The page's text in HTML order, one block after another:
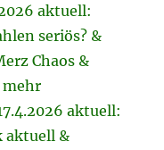
aktuell:
seriös? &
Chaos &
mehr
aktuell:
aktuell &